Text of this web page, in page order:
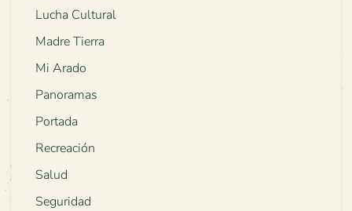
Lucha Cultural
Madre Tierra
Mi Arado
Panoramas
Portada
Recreación
Salud
Seguridad